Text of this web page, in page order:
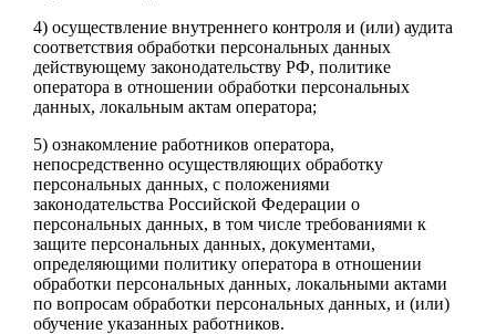
4) осуществление внутреннего контроля и (или) аудита
соответствия обработки персональных данных
действующему законодательству РФ, политике
оператора в отношении обработки персональных
данных, локальным актам оператора;
5) ознакомление работников оператора,
непосредственно осуществляющих обработку
персональных данных, с положениями
законодательства Российской Федерации о
персональных данных, в том числе требованиями к
защите персональных данных, документами,
определяющими политику оператора в отношении
обработки персональных данных, локальными актами
по вопросам обработки персональных данных, и (или)
обучение указанных работников.